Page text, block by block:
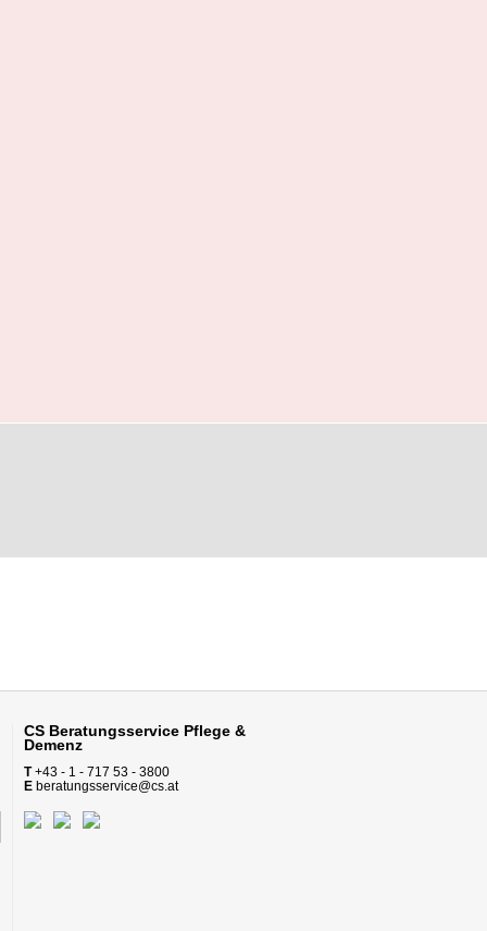
CS Beratungsservice Pflege &
Demenz
T+43 - 1 - 717 53 - 3800
E beratungsservice@cs.at